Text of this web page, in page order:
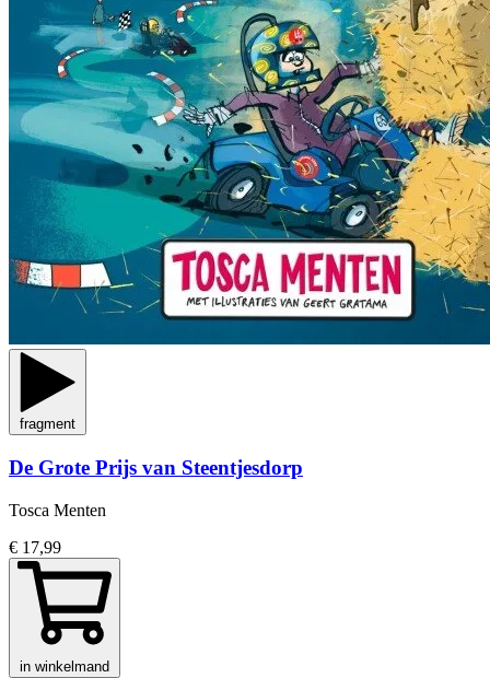
fragment
De Grote Prijs van Steentjesdorp
Tosca Menten
€ 17,99
in winkelmand